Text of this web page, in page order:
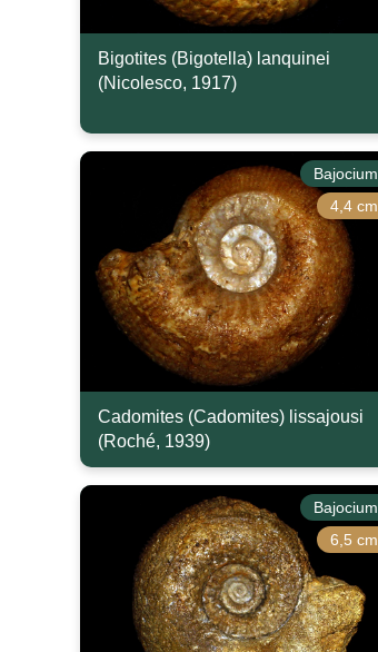
Bigotites (Bigotella) lanquinei
(Nicolesco, 1917)
Bajocium
4,4 cm
Cadomites (Cadomites) lissajousi
(Roché, 1939)
Bajocium
6,5 cm